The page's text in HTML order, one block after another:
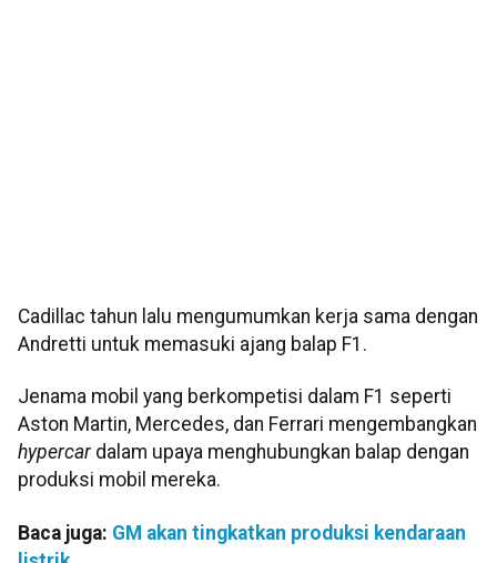
Cadillac tahun lalu mengumumkan kerja sama dengan
Andretti untuk memasuki ajang balap F1.
Jenama mobil yang berkompetisi dalam F1 seperti
Aston Martin, Mercedes, dan Ferrari mengembangkan
hypercar dalam upaya menghubungkan balap dengan
produksi mobil mereka.
Baca juga: GM akan tingkatkan produksi kendaraan